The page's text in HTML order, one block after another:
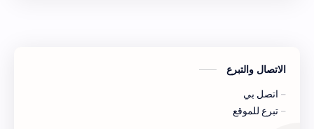
الاتصال والتبرع
اتصل بي
تبرع للموقع